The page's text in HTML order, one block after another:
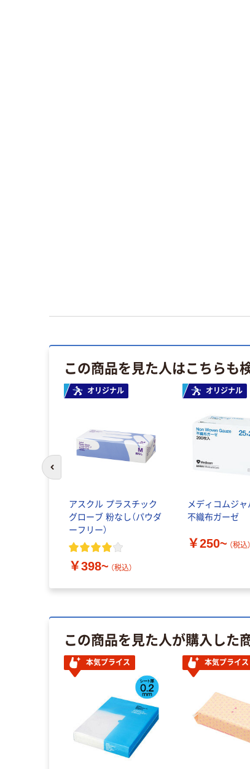
この商品を見た人はこちらも
オリジナル
アスクル プラスチック
グローブ 粉なし（パウダ
ーフリー）
￥398~ （税込）
オリジナル
メディコムジ
不織布ガーゼ
￥250~ （税込）
この商品を見た人が購入した
本気プライス 本気プライス